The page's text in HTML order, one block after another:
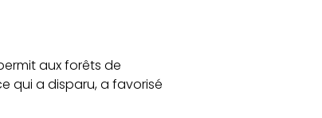
aux forêts de
qui a disparu, a favorisé